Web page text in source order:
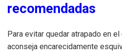
recomendadas
Para evitar quedar atrapado en
aconseja encarecidamente